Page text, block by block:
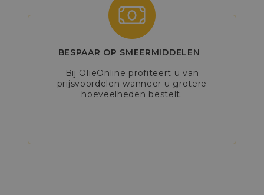
BESPAAR OP SMEERMIDDELEN
Bij OlieOnline profiteert u van
prijsvoordelen wanneer u grotere
hoeveelheden bestelt.